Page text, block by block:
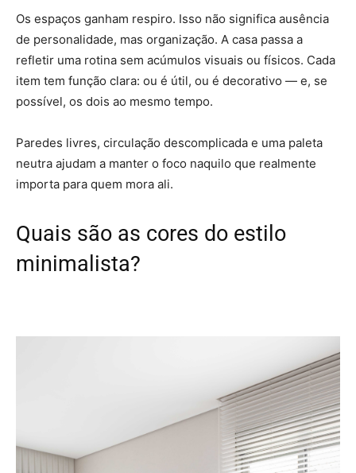
Os espaços ganham respiro. Isso não significa ausência
de personalidade, mas organização. A casa passa a
refletir uma rotina sem acúmulos visuais ou físicos. Cada
item tem função clara: ou é útil, ou é decorativo — e, se
possível, os dois ao mesmo tempo.
Paredes livres, circulação descomplicada e uma paleta
neutra ajudam a manter o foco naquilo que realmente
importa para quem mora ali.
Quais são as cores do estilo
minimalista?